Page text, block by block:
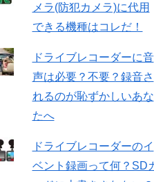
メラ(防犯カメラ)に代用
できる機種はコレだ！
ドライブレコーダーに音
声は必要？不要？録音さ
れるのが恥ずかしいあな
たへ
ドライブレコーダーのイ
ベント録画って何？SD